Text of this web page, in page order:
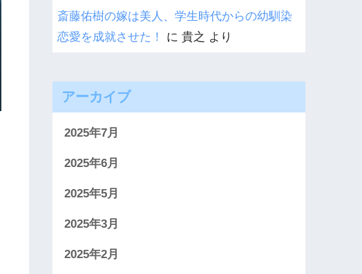
斎藤佑樹の嫁は美人、学生時代からの幼馴染
恋愛を成就させた！
に貴之 より
アーカイブ
2025年7月
2025年6月
2025年5月
2025年3月
2025年2月